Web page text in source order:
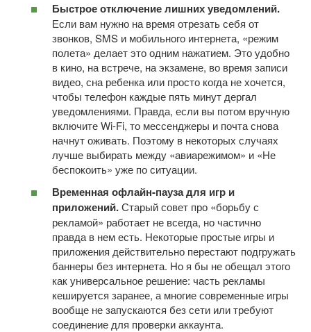
Быстрое отключение лишних уведомлений.
Если вам нужно на время отрезать себя от
звонков, SMS и мобильного интернета, «режим
полета» делает это одним нажатием. Это удобно
в кино, на встрече, на экзамене, во время записи
видео, сна ребенка или просто когда не хочется,
чтобы телефон каждые пять минут дергал
уведомлениями. Правда, если вы потом вручную
включите Wi-Fi, то мессенджеры и почта снова
начнут оживать. Поэтому в некоторых случаях
лучше выбирать между «авиарежимом» и «Не
беспокоить» уже по ситуации.
Временная офлайн-пауза для игр и
приложений.Старый совет про «борьбу с
рекламой» работает не всегда, но частично
правда в нем есть. Некоторые простые игры и
приложения действительно перестают подгружать
баннеры без интернета. Но я бы не обещал этого
как универсальное решение: часть рекламы
кешируется заранее, а многие современные игры
вообще не запускаются без сети или требуют
соединение для проверки аккаунта.